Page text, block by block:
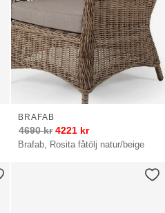
Brafab, Rosita fåtölj natur/beige
BRAFAB
4690kr 4221 kr